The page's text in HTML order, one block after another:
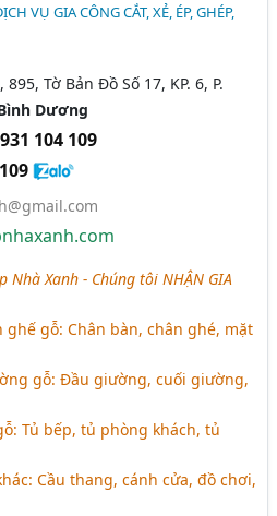
VỤ GIA CÔNG CẮT, XẺ, ÉP, GHÉP,
Tờ Bản Đồ Số 17, KP. 6, P.
Dương
104 109
Nhà Xanh - Chúng tôiNHẬN GIA
gỗ: Chân bàn, chân ghé, mặt
gỗ: Đầu giường, cuối giường,
Tủ bếp, tủ phòng khách, tủ
Cầu thang, cánh cửa, đồ chơi,